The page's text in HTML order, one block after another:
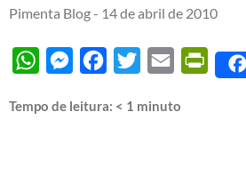
Pimenta Blog - 14 de abril de 2010
WhatsAppMessengerFacebook
Twitter Email
Tempo de leitura: < 1 minuto